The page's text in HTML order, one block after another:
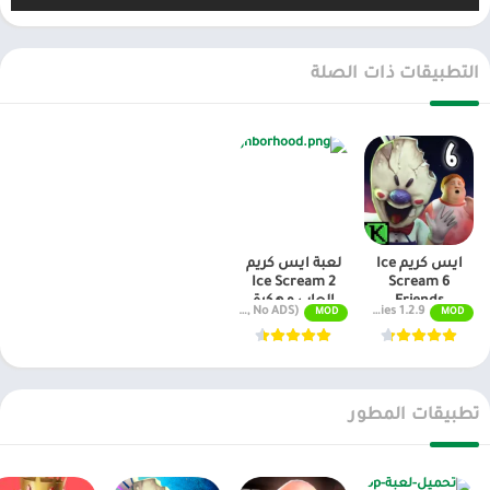
للشخصيتين التواصل مع بعضهما البعض من خلال الهاتف.
ذات صلة:تحميل لعبة Ice Scream 4 مهكرة الاصدار الرابع
وأصدقائه الذين يواجهون الأخطار بمعمل ضخم لصناعة المثلجات.
والهدف هو أن تجمع مجددا كل هؤلاء الأبطال وتحاولو الفرار من الشرير
الذي يراقب كل تحركاتكم.
المعتادة على هذه السلسة من خلال منظور ذاتي. حيث سيكون بإمكانك أن
تنقر على عصا التحكم الإفتراضية لتحريك من حول مشاهد اللعبة وفي أي
اتجاه ترغب به، بينما يمكنك النقر على أزرار الحركية للقيام بأية حركة ترغب
اللعبة أن تستعمل مهارات أبطالك كما تود. لكن الشرير Rod الذي يلعب
التطبيقات ذات الصلة
آيس كريم Ice
Scream 6
Friends
MOD
1.2.9 Unlimited Ammo/Traps, Dumb Enemies
لعبة ايس كريم
Ice Scream 2
العاب مهكرة
MOD
v2.0.1 (Unlocked Hints, No ADS)
تطبيقات المطور